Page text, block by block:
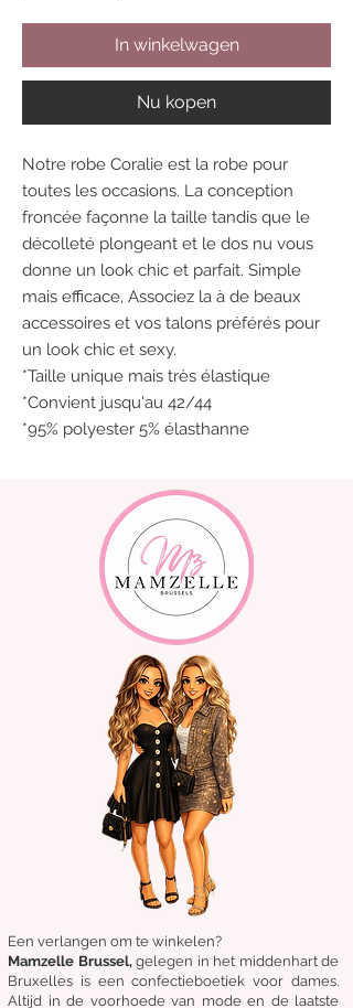
In winkelwagen
Nu kopen
Notre robe Coralie est la robe pour
toutes les occasions. La conception
froncée façonne la taille tandis que le
décolleté plongeant et le dos nu vous
donne un look chic et parfait. Simple
mais efficace, Associez la à de beaux
accessoires et vos talons préférés pour
un look chic et sexy.
*Taille unique mais très élastique
*Convient jusqu'au 42/44
*95% polyester 5% élasthanne
Een verlangen om te winkelen?
Mamzelle Brussel, gelegen in het middenhartde
Bruxelles is een confectieboetiek voor dames.
Altijd in de voorhoede van mode en de laatste